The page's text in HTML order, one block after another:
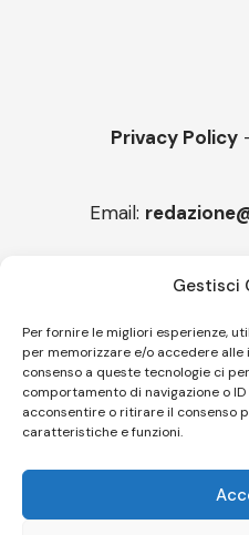
Gestisci
Per fornire le migliori esperienze,
per memorizzare e/o accedere alle
consenso a queste tecnologie ci
comportamento di navigazione o
acconsentire o ritirare il consenso
caratteristiche e funzioni.
Privacy Policy
Email:
“Color fest” torna in